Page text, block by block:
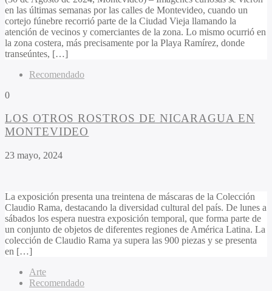
en las últimas semanas por las calles de Montevideo, cuando un
cortejo fúnebre recorrió parte de la Ciudad Vieja llamando la
atención de vecinos y comerciantes de la zona. Lo mismo ocurrió en
la zona costera, más precisamente por la Playa Ramírez, donde
transeúntes, […]
Recomendado
0
LOS OTROS ROSTROS DE NICARAGUA EN
MONTEVIDEO
23 mayo, 2024
La exposición presenta una treintena de máscaras de la Colección
Claudio Rama, destacando la diversidad cultural del país. De lunes a
sábados los espera nuestra exposición temporal, que forma parte de
un conjunto de objetos de diferentes regiones de América Latina. La
colección de Claudio Rama ya supera las 900 piezas y se presenta
en […]
Arte
Recomendado